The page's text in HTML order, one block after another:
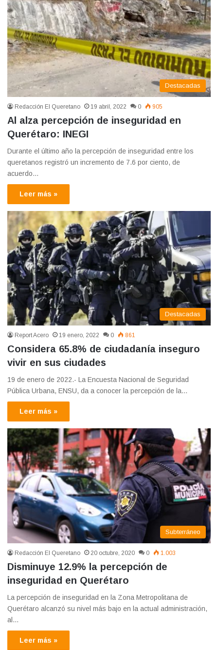
Destacadas
Redacción El Queretano 19 abril, 2022 0 905
Al alza percepción de inseguridad en
Querétaro: INEGI
Durante el último año la percepción de inseguridad entre los
queretanos registró un incremento de 7.6 por ciento, de
acuerdo…
Leer más »
Destacadas
Report Acero 19 enero, 2022 0 861
Considera 65.8% de ciudadanía inseguro
vivir en sus ciudades
19 de enero de 2022.- La Encuesta Nacional de Seguridad
Pública Urbana, ENSU, da a conocer la percepción de la…
Leer más »
Subterráneo
Redacción El Queretano 20 octubre, 2020 0 1.003
Disminuye 12.9% la percepción de
inseguridad en Querétaro
La percepción de inseguridad en la Zona Metropolitana de
Querétaro alcanzó su nivel más bajo en la actual administración,
al…
Leer más »